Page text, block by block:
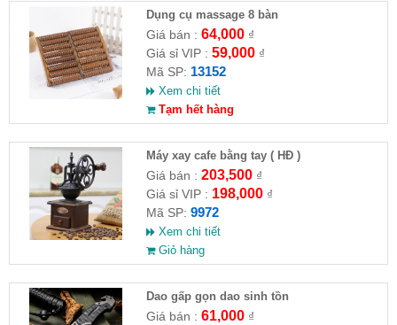
Dụng cụ massage 8 bàn
Giá bán : 64,000₫
Giá sỉ VIP : 59,000₫
Mã SP: 13152
Xem chi tiết
Tạm hết hàng
Máy xay cafe bằng tay ( HĐ )
Giá bán : 203,500₫
Giá sỉ VIP : 198,000₫
Mã SP: 9972
Xem chi tiết
Giỏ hàng
Dao gấp gọn dao sinh tồn
Giá bán : 61,000₫